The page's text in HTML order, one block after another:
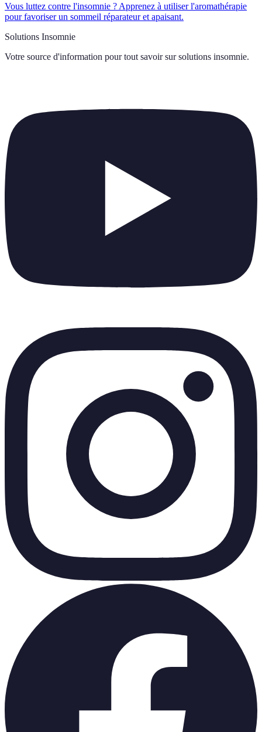
Vous luttez contre l'insomnie ? Apprenez à utiliser l'aromathérapie
pour favoriser un sommeil réparateur et apaisant.
Solutions Insomnie
Votre source d'information pour tout savoir sur solutions insomnie.